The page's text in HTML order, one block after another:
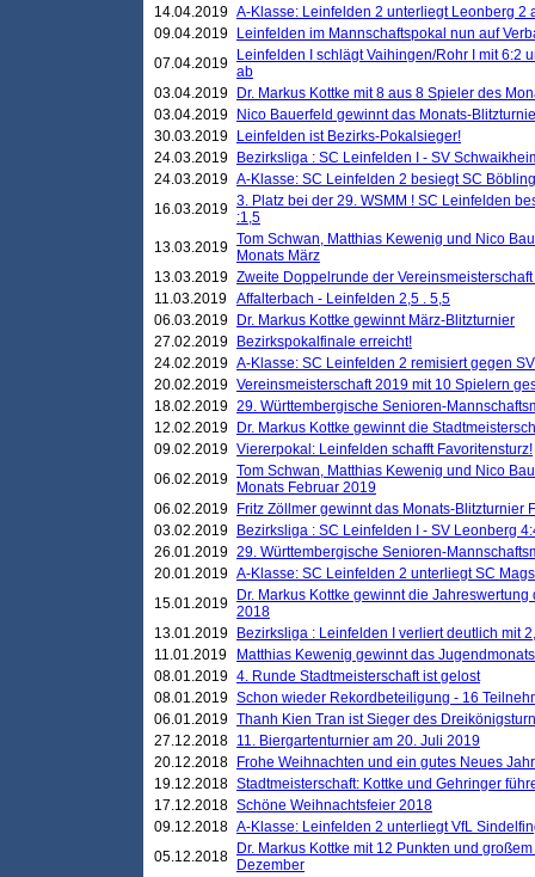
14.04.2019 A-Klasse: Leinfelden 2 unterliegt Leonberg 2
09.04.2019
Leinfelden im Mannschaftspokal nun auf
07.04.2019
Leinfelden I schlägt Vaihingen/Rohr I mit 6:2
ab
03.04.2019
Dr. Markus Kottke mit 8 aus 8 Spieler des
03.04.2019
Nico Bauerfeld gewinnt das Monats-
30.03.2019
Leinfelden ist Bezirks-Pokalsieger!
24.03.2019
Bezirksliga : SC Leinfelden I - SV
24.03.2019 A-Klasse: SC Leinfelden 2 besiegt SC
16.03.2019 3. Platz bei der 29. WSMM ! SC Leinfelden
:1,5
13.03.2019 Tom Schwan, Matthias Kewenig und Nico
Monats März
13.03.2019 Zweite Doppelrunde der
11.03.2019 Affalterbach - Leinfelden 2,5 . 5,5
06.03.2019
Dr. Markus Kottke gewinnt März-Blitzturnier
27.02.2019
Bezirkspokalfinale erreicht!
24.02.2019 A-Klasse: SC Leinfelden 2 remisiert gegen
20.02.2019 Vereinsmeisterschaft 2019 mit 10 Spielern
18.02.2019 29. Württembergische Senioren-
12.02.2019
Dr. Markus Kottke gewinnt die
09.02.2019 Viererpokal: Leinfelden schafft Favoritensturz!
06.02.2019 Tom Schwan, Matthias Kewenig und Nico
Monats Februar 2019
06.02.2019
Fritz Zöllmer gewinnt das Monats-Blitzturnier
03.02.2019
Bezirksliga : SC Leinfelden I - SV Leonberg
26.01.2019 29. Württembergische Senioren-
20.01.2019 A-Klasse: SC Leinfelden 2 unterliegt SC
15.01.2019
Dr. Markus Kottke gewinnt die
2018
13.01.2019
Bezirksliga : Leinfelden I verliert deutlich mit
11.01.2019
Matthias Kewenig gewinnt das
08.01.2019 4. Runde Stadtmeisterschaft ist gelost
08.01.2019 Schon wieder Rekordbeteiligung - 16
06.01.2019 Thanh Kien Tran ist Sieger des
27.12.2018 11. Biergartenturnier am 20. Juli 2019
20.12.2018
Frohe Weihnachten und ein gutes Neues
19.12.2018 Stadtmeisterschaft: Kottke und Gehringer
17.12.2018 Schöne Weihnachtsfeier 2018
09.12.2018 A-Klasse: Leinfelden 2 unterliegt VfL
05.12.2018
Dr. Markus Kottke mit 12 Punkten und
Dezember